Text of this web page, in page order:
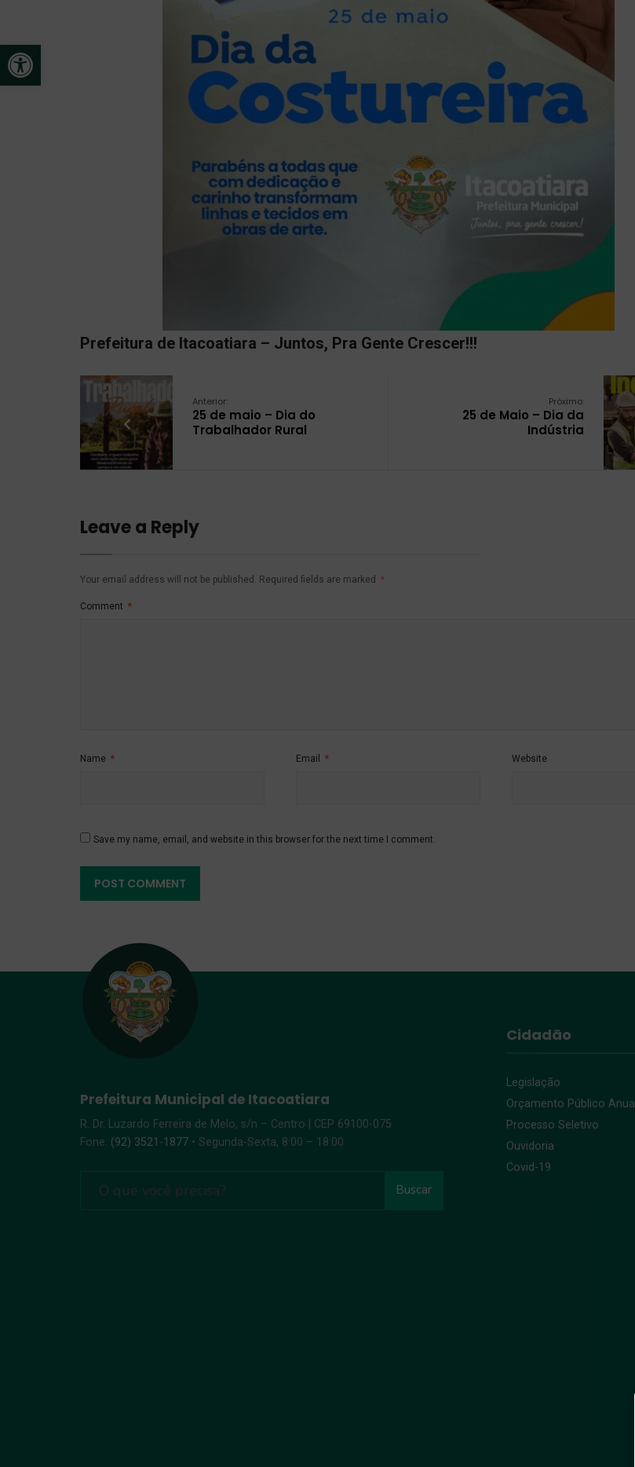
Open toolbar
Prefeitura de Itacoatiara – Juntos, Pra Gente Crescer!!!
Anterior:
25 de maio – Dia do
Trabalhador Rural
Próximo:
25 de Maio – Dia da
Indústria
Leave a Reply
Your email address will not be published. Required fields are marked *
Comment *
Name * Email * Website
Save my name, email, and website in this browser for the next time I comment.
Prefeitura Municipal de Itacoatiara
R. Dr. Luzardo Ferreira de Melo, s/n – Centro | CEP 69100-075
Fone: (92) 3521-1877 • Segunda-Sexta, 8:00 – 18:00
Buscar
Cidadão
Legislação
Orçamento Público Anual
Processo Seletivo
Ouvidoria
Covid-19